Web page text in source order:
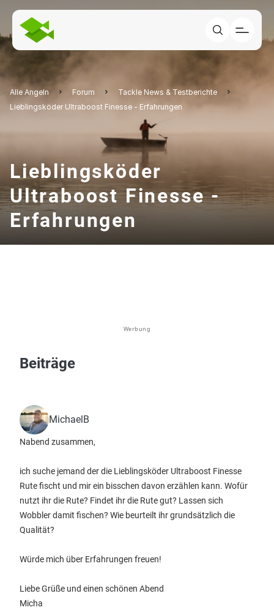
Alle Angeln Forum
Tackle News & Testberichte
Lieblingsköder Ultraboost Finesse - Erfahrungen
Lieblingsköder
Ultraboost Finesse -
Erfahrungen
Werbung
Beiträge
MichaelB
Nabend zusammen,
ich suche jemand der die Lieblingsköder Ultraboost Finesse
Rute fischt und mir ein bisschen davon erzählen kann. Wofür
nutzt ihr die Rute? Findet ihr die Rute gut? Lassen sich
Wobbler damit fischen? Wie beurteilt ihr grundsätzlich die
Qualität?
Würde mich über Erfahrungen freuen!
Liebe Grüße und einen schönen Abend
Micha